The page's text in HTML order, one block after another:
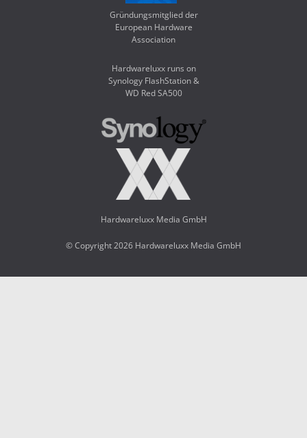
Gründungsmitglied der
European Hardware
Association
Hardwareluxx runs on
Synology FlashStation &
WD Red SA500
Hardwareluxx Media GmbH
© Copyright 2026 Hardwareluxx Media GmbH